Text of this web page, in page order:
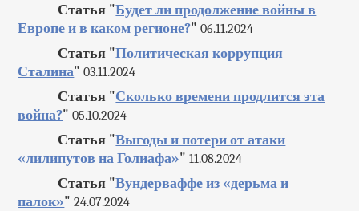
Статья "Будет ли продолжение войны в
Европе и в каком регионе?" 06.11.2024
Статья "Политическая коррупция
Сталина" 03.11.2024
Статья "Сколько времени продлится эта
война?" 05.10.2024
Статья "Выгоды и потери от атаки
«лилипутов на Голиафа»" 11.08.2024
Статья "Вундерваффе из «дерьма и
палок»" 24.07.2024